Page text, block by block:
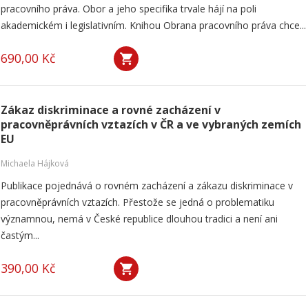
pracovního práva. Obor a jeho specifika trvale hájí na poli
akademickém i legislativním. Knihou Obrana pracovního práva chce...
690,00 Kč
Zákaz diskriminace a rovné zacházení v
pracovněprávních vztazích v ČR a ve vybraných zemích
EU
Michaela Hájková
Publikace pojednává o rovném zacházení a zákazu diskriminace v
pracovněprávních vztazích. Přestože se jedná o problematiku
významnou, nemá v České republice dlouhou tradici a není ani
častým...
390,00 Kč